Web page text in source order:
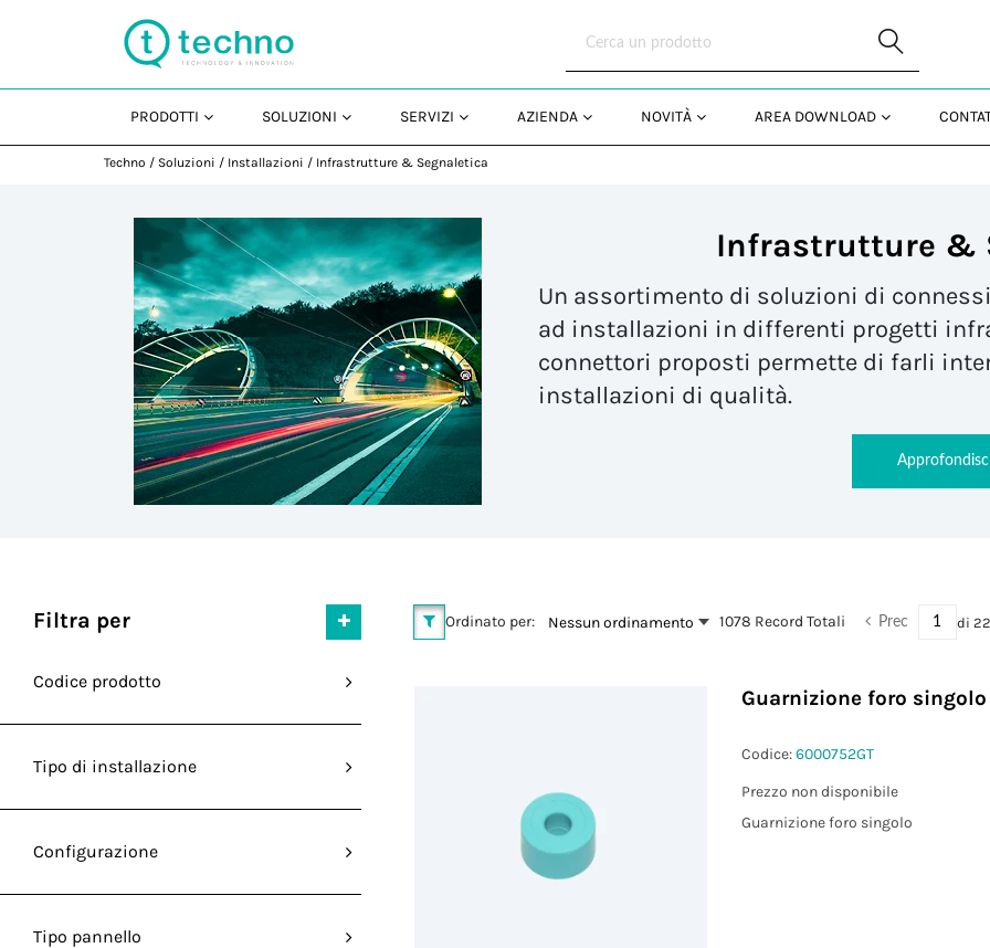
PRODOTTI SOLUZIONI SERVIZI AZIENDA NOVITÀ AREA DOWNLOAD
Techno / Soluzioni / Installazioni / Infrastrutture & Segnaletica
Infrastrutture &
Un assortimento di soluzioni di
ad installazioni in differenti progetti
connettori proposti permette di farli
installazioni di qualità.
Filtra per
Codice prodotto
Tipo di installazione
Configurazione
Tipo pannello
Ordinato per: Nessun ordinamento 1078 Record Totali Prec di 22
Guarnizione foro
Codice:6000752GT
Prezzo non disponibile
Guarnizione foro singolo